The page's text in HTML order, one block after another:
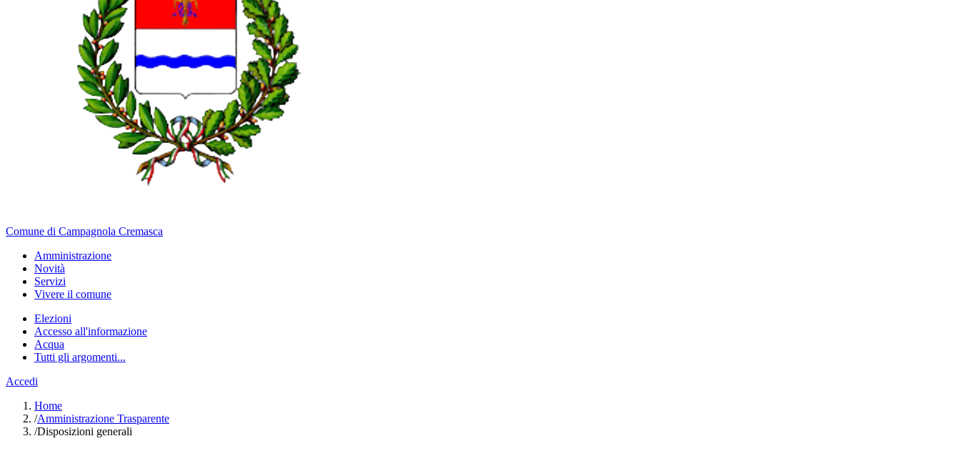
Comune di Campagnola Cremasca
Amministrazione
Novità
Servizi
Vivere il comune
Elezioni
Accesso all'informazione
Acqua
Tutti gli argomenti...
Accedi
Home
/Amministrazione Trasparente
/Disposizioni generali